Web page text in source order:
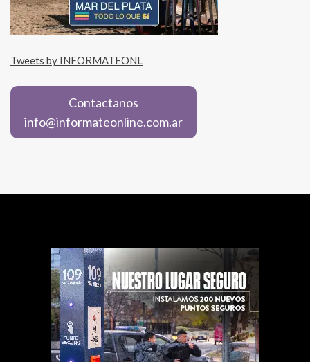
Tweets by INFORMATEONL
Contactanos
info@informateonline.com.ar